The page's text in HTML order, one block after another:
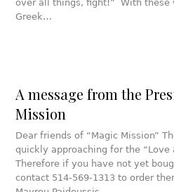
over all things, fight!” With these
Greek…
A message from the
Mission
Dear friends of “Magic Mission”
quickly approaching for the “Love
Therefore if you have not yet
contact 514-569-1313 to order